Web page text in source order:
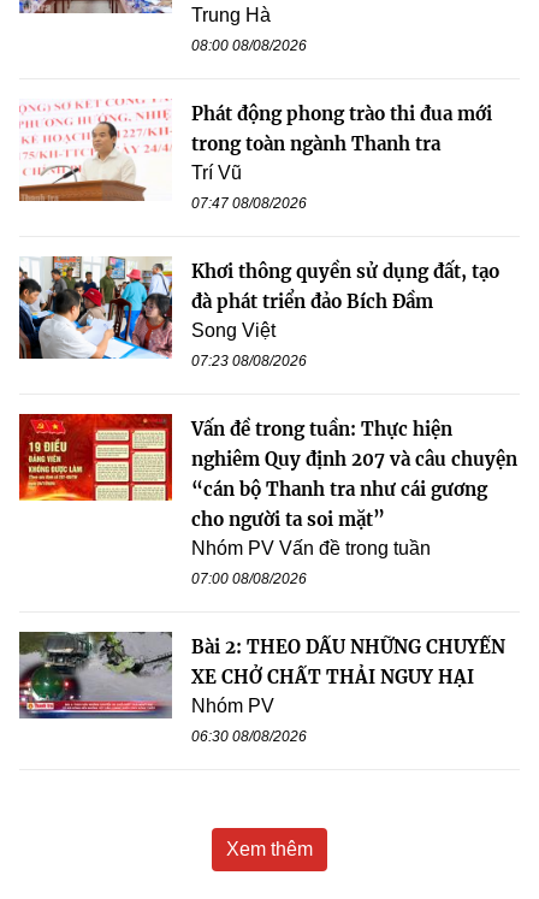
Trung Hà
08:00 08/08/2026
Phát động phong trào thi đua mới
trong toàn ngành Thanh tra
Trí Vũ
07:47 08/08/2026
Khơi thông quyền sử dụng đất, tạo
đà phát triển đảo Bích Đầm
Song Việt
07:23 08/08/2026
Vấn đề trong tuần: Thực hiện
nghiêm Quy định 207 và câu chuyện
“cán bộ Thanh tra như cái gương
cho người ta soi mặt”
Nhóm PV Vấn đề trong tuần
07:00 08/08/2026
Bài 2: THEO DẤU NHỮNG CHUYẾN
XE CHỞ CHẤT THẢI NGUY HẠI
Nhóm PV
06:30 08/08/2026
Xem thêm